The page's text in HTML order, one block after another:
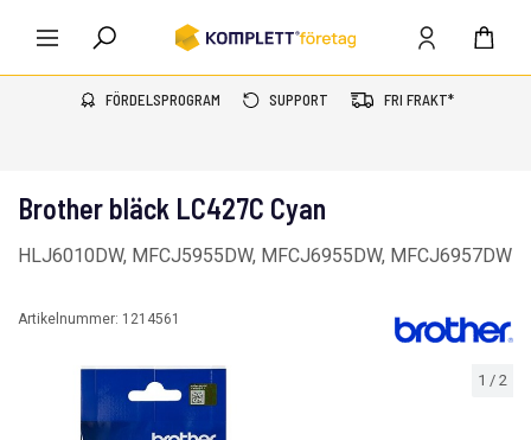
FÖRDELSPROGRAM SUPPORT FRI FRAKT*
1 / 2
Brother bläck LC427C Cyan
HLJ6010DW, MFCJ5955DW, MFCJ6955DW, MFCJ6957DW
Artikelnummer: 1214561